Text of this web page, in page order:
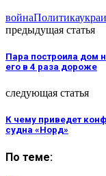
войнаПолитика
предыдущая статья
Пара построила дом
его в 4 раза дороже
следующая статья
К чему приведет
судна «Норд»
По теме: